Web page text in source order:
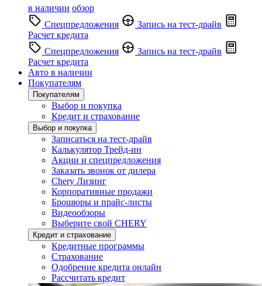
в наличии обзор
Спецпредложения
Запись на тест-драйв
Расчет кредита
Спецпредложения
Запись на тест-драйв
Расчет кредита
Авто в наличии
Покупателям
Покупателям
Выбор и покупка
Кредит и страхование
Выбор и покупка
Записаться на тест-драйв
Калькулятор Трейд-ин
Акции и спецпредложения
Заказать звонок от дилера
Chery Лизинг
Корпоративные продажи
Брошюры и прайс-листы
Видеообзоры
Выберите свой CHERY
Кредит и страхование
Кредитные программы
Страхование
Одобрение кредита онлайн
Рассчитать кредит